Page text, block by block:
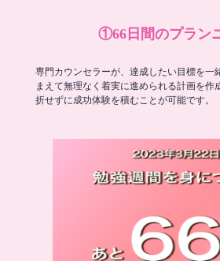
①66日間のプラン
専門カウンセラーが、達成したい目標を一
まえて無理なく着実に進められる計画を作
折せずに成功体験を積むことが可能です。